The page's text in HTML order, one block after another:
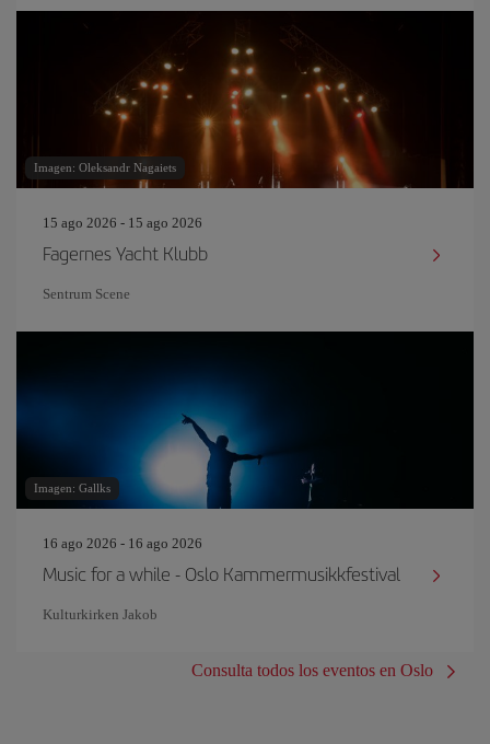
Imagen: Oleksandr Nagaiets
15 ago 2026 - 15 ago 2026
Fagernes Yacht Klubb
Sentrum Scene
Imagen: Gallks
16 ago 2026 - 16 ago 2026
Music for a while - Oslo Kammermusikkfestival
Kulturkirken Jakob
Consulta todos los eventos en Oslo